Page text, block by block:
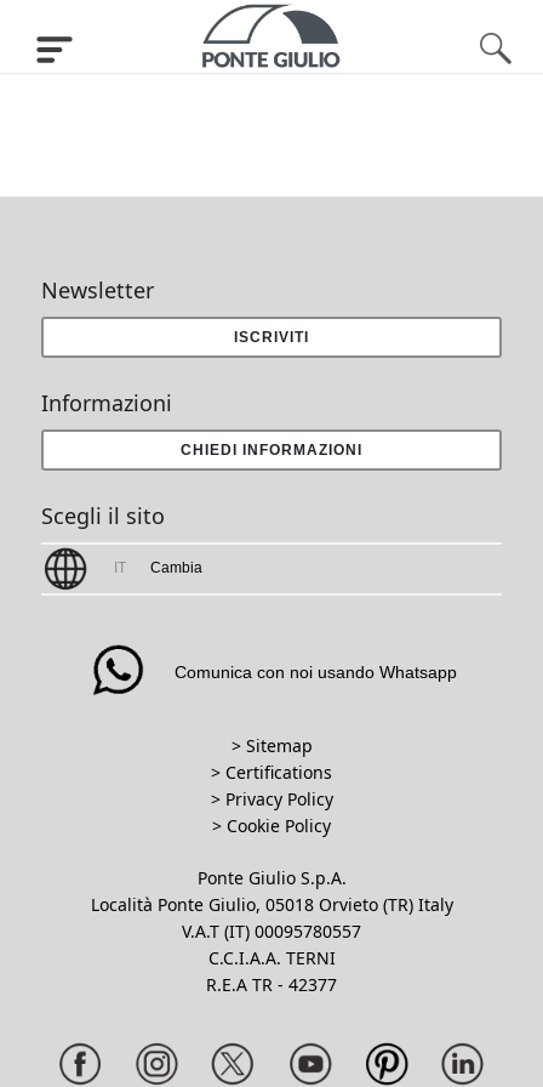
Newsletter
ISCRIVITI
Informazioni
CHIEDI INFORMAZIONI
Scegli il sito
IT Cambia
Comunica con noi usando Whatsapp
> Sitemap
> Certifications
> Privacy Policy
> Cookie Policy
Ponte Giulio S.p.A.
Località Ponte Giulio, 05018 Orvieto (TR) Italy
V.A.T (IT) 00095780557
C.C.I.A.A. TERNI
R.E.A TR - 42377